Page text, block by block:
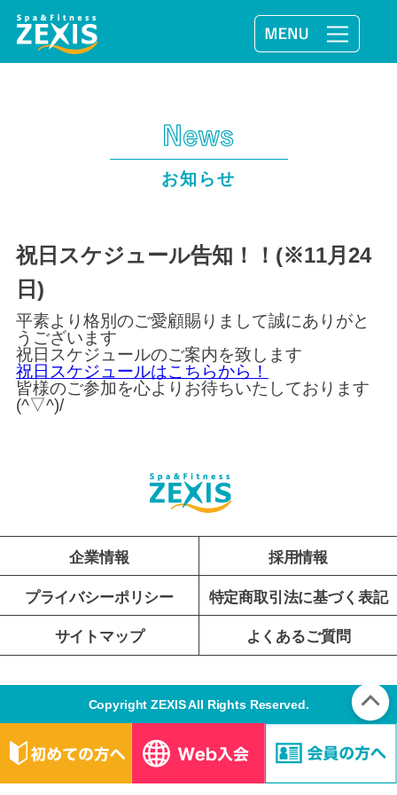
お知らせ
祝日スケジュール告知！！(※11月24
日)
平素より格別のご愛顧賜りまして誠にありがと
うございます
祝日スケジュールのご案内を致します
祝日スケジュールはこちらから！
皆様のご参加を心よりお待ちいたしております
(^▽^)/
企業情報 採用情報
プライバシーポリシー 特定商取引法に基づく表記
サイトマップ よくあるご質問
Copyright ZEXIS All Rights Reserved.